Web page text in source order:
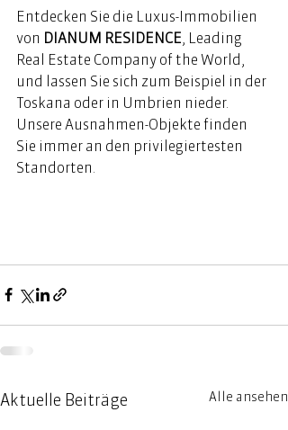
Entdecken Sie die Luxus-Immobilien
von DIANUM RESIDENCE , Leading
Real Estate Company of the World,
und lassen Sie sich zum Beispiel in der
Toskana oder in Umbrien nieder.
Unsere Ausnahmen-Objekte finden
Sie immer an den privilegiertesten
Standorten.
Aktuelle Beiträge Alle ansehen